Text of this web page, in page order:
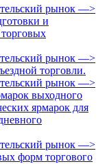
рынок —>
и
рынок —>
торговли.
рынок —>
выходного
ярмарок для
рынок —>
форм торгового